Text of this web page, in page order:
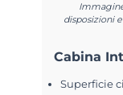
disposizioni
Cabina
Superficie